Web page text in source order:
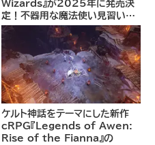
Wizards』が2025年に発売決
定！不器用な魔法使い見習いと
して、ランダム生成ダンジョンを
探索し、世界を救う冒険へ。
ケルト神話をテーマにした新作
cRPG『Legends of Awen:
Rise of the Fianna』の